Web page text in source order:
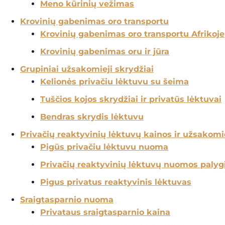
Meno kūrinių vežimas
Krovinių gabenimas oro transportu
Krovinių gabenimas oro transportu Afrikoje
Krovinių gabenimas oru ir jūra
Grupiniai užsakomieji skrydžiai
Kelionės privačiu lėktuvu su šeima
Tuščios kojos skrydžiai ir privatūs lėktuvai
Bendras skrydis lėktuvu
Privačių reaktyvinių lėktuvų kainos ir
Pigūs privačiu lėktuvu nuoma
Privačių reaktyvinių lėktuvų nuomos
Pigus privatus reaktyvinis lėktuvas
Sraigtasparnio nuoma
Privataus sraigtasparnio kaina